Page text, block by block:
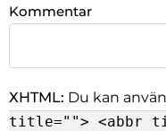
Kommentar
XHTML: Du kan
title=""> <abbr